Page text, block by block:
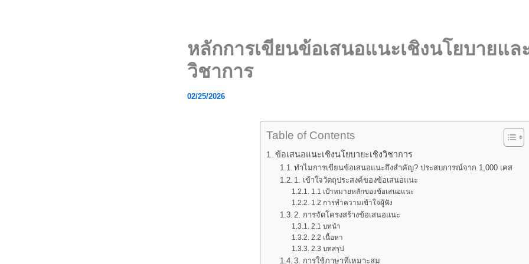
หลักการเขียนข้อเสนอแนะเชิงนโยบายแล
วิชาการ
02/25/2026
Table of Contents
ข้อเสนอแนะเชิงนโยบายะเชิงวิชาการ
ทำไมการเขียนข้อเสนอแนะถึงสำคัญ? ประสบการณ์จาก 1,000 เคส
1. เข้าใจวัตถุประสงค์ของข้อเสนอแนะ
1.1 เป้าหมายหลักของข้อเสนอแนะ
1.2 การทำความเข้าใจผู้ฟัง
2. การจัดโครงสร้างข้อเสนอแนะ
2.1 บทนำ
2.2 เนื้อหา
2.3 บทสรุป
3. การใช้ภาษาที่เหมาะสม